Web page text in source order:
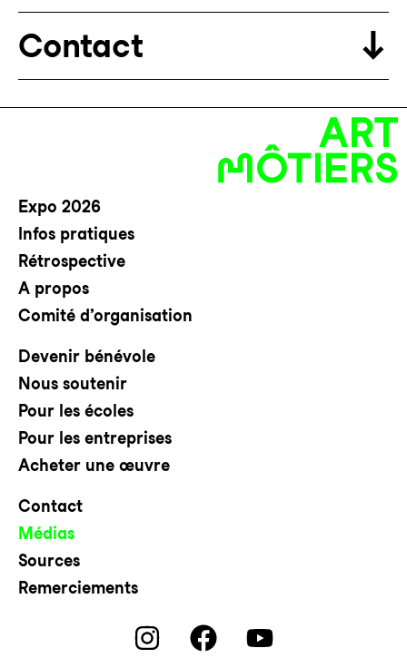
Contact
Expo 2026
Infos pratiques
Rétrospective
A propos
Comité d’organisation
Devenir bénévole
Nous soutenir
Pour les écoles
Pour les entreprises
Acheter une œuvre
Contact
Médias
Sources
Remerciements